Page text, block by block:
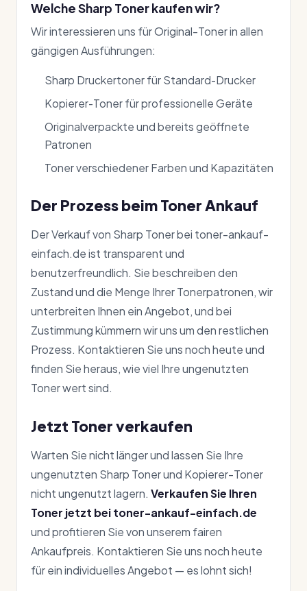
Welche Sharp Toner kaufen wir?
Wir interessieren uns für Original-Toner in allen
gängigen Ausführungen:
Sharp Druckertoner für Standard-Drucker
Kopierer-Toner für professionelle Geräte
Originalverpackte und bereits geöffnete
Patronen
Toner verschiedener Farben und Kapazitäten
Der Prozess beim Toner Ankauf
Der Verkauf von Sharp Toner bei toner-ankauf-
einfach.de ist transparent und
benutzerfreundlich. Sie beschreiben den
Zustand und die Menge Ihrer Tonerpatronen, wir
unterbreiten Ihnen ein Angebot, und bei
Zustimmung kümmern wir uns um den restlichen
Prozess. Kontaktieren Sie uns noch heute und
finden Sie heraus, wie viel Ihre ungenutzten
Toner wert sind.
Jetzt Toner verkaufen
Warten Sie nicht länger und lassen Sie Ihre
ungenutzten Sharp Toner und Kopierer-Toner
nicht ungenutzt lagern. Verkaufen Sie Ihren
Toner jetzt bei toner-ankauf-einfach.de
und profitieren Sie von unserem fairen
Ankaufpreis. Kontaktieren Sie uns noch heute
für ein individuelles Angebot — es lohnt sich!